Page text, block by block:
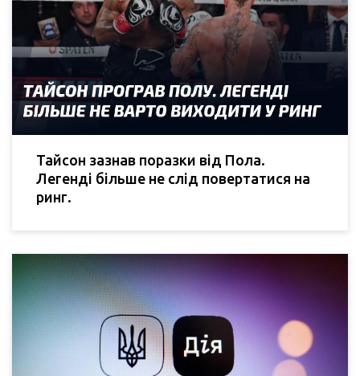
Тайсон зазнав поразки від Пола.
Легенді більше не слід повертатися на
ринг.